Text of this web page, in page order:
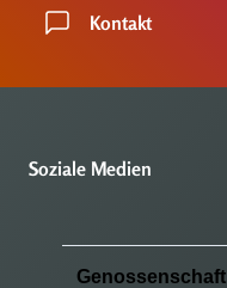
Kontakt
Soziale Medien
Genossenschaft